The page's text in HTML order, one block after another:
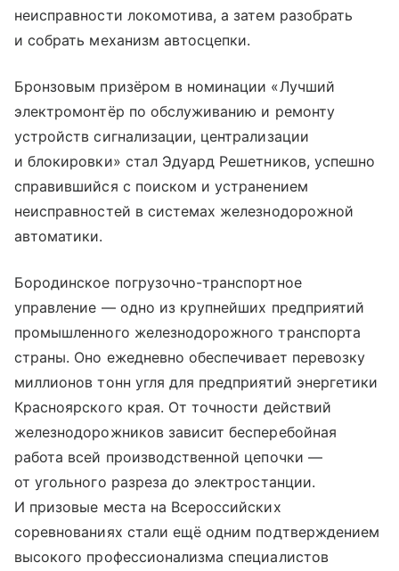
неисправности локомотива, а затем разобрать
и собрать механизм автосцепки.
Бронзовым призёром в номинации «Лучший
электромонтёр по обслуживанию и ремонту
устройств сигнализации, централизации
и блокировки» стал Эдуард Решетников, успешно
справившийся с поиском и устранением
неисправностей в системах железнодорожной
автоматики.
Бородинское погрузочно-транспортное
управление — одно из крупнейших предприятий
промышленного железнодорожного транспорта
страны. Оно ежедневно обеспечивает перевозку
миллионов тонн угля для предприятий энергетики
Красноярского края. От точности действий
железнодорожников зависит бесперебойная
работа всей производственной цепочки —
от угольного разреза до электростанции.
И призовые места на Всероссийских
соревнованиях стали ещё одним подтверждением
высокого профессионализма специалистов